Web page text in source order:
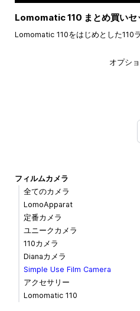
Lomomatic 110 まとめ買いセ
Lomomatic 110をはじめとした110
オプシ
フィルムカメラ
全てのカメラ
LomoApparat
定番カメラ
ユニークカメラ
110カメラ
Dianaカメラ
Simple Use Film Camera
アクセサリー
Lomomatic 110